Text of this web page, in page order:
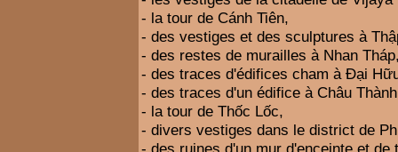
- la tour de Cánh Tiên,
- des vestiges et des sculptures à
- des restes de murailles à Nhan
- des traces d'édifices cham à Đại
- des traces d'un édifice à Châu
- la tour de Thốc Lốc,
- divers vestiges dans le district de
- des ruines d'un mur d'enceinte et